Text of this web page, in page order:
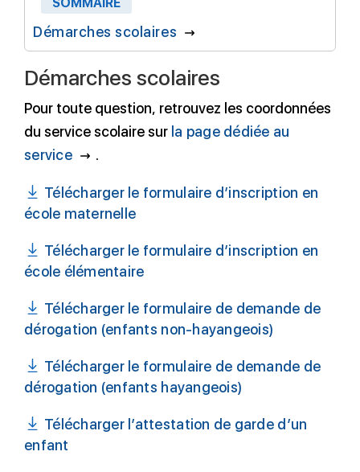
Démarches scolaires
Démarches scolaires
Pour toute question, retrouvez les coordonnées
du service scolaire sur la page dédiée au
service
.
Télécharger le formulaire d’inscription en
école maternelle
Télécharger le formulaire d’inscription en
école élémentaire
Télécharger le formulaire de demande de
dérogation (enfants non-hayangeois)
Télécharger le formulaire de demande de
dérogation (enfants hayangeois)
Télécharger l’attestation de garde d’un
enfant